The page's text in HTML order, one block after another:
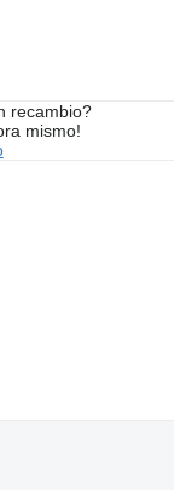
recambio?
mismo!